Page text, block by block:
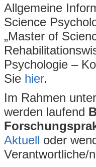
Allgemeine
Science
„Master of
Psychologie –
Sie hier.
Im Rahmen
werden laufend
Aktuell oder
Verantwortliche/n